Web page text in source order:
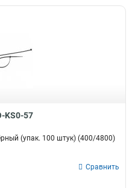
KS0-57
(упак. 100 штук) (400/4800)
Сравнить